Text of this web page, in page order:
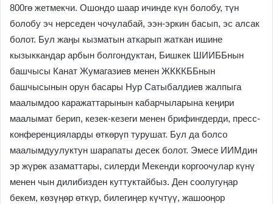
800гө жетмекчи. Ошондо шаар ичинде күн болобу, түн
болобу эч нерседен чочулабай, ээн-эркин басып, эс алсак
болот. Бул жаңы кызматын аткарып жаткан ишине
кызыккандар арбын болгондуктан, Бишкек ШИИББнын
башчысы Канат Жумагазиев менен ЖКККББнын
башчысынын орун басары Нур Сатыбалдиев жалпыга
маалымдоо каражаттарынын кабарчыларына кеңири
маалымат берип, кезек-кезеги менен брифингдерди, пресс-
конференцияларды өткөрүп турушат. Бул да болсо
маалымдуулуктун шарапаты десек болот. Эмесе ИИМдин
эр жүрөк азаматтары, силерди Мекенди коргоочулар күнү
менен чын дилибизден куттуктайбыз. Ден соолугуңар
бекем, көзүңөр өткүр, билегиңер күчтүү, жашооңор